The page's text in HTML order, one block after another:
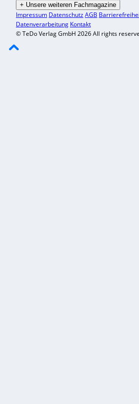
+ Unsere weiteren Fachmagazine
Impressum DatenschutzAGB
Datenverarbeitung Kontakt
© TeDo Verlag GmbH 2026 All rights